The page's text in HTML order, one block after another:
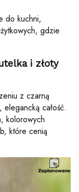
do kuchni,
gdzie
i złoty
z czarną
całość.
kolorowych
które cenią